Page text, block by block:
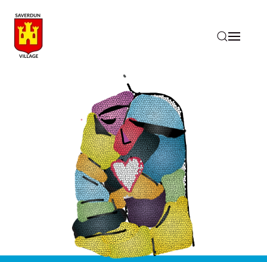
Accéder au contenu principal